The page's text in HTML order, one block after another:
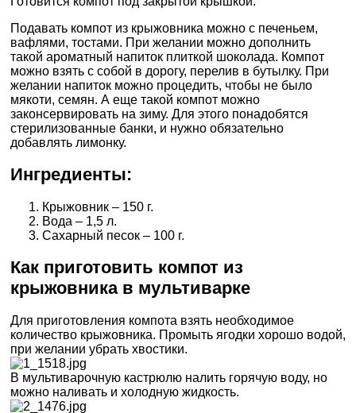
Подавать компот из крыжовника можно с печеньем,
вафлями, тостами. При желании можно дополнить
такой ароматный напиток плиткой шоколада. Компот
можно взять с собой в дорогу, перелив в бутылку. При
желании напиток можно процедить, чтобы не было
мякоти, семян. А еще такой компот можно
законсервировать на зиму. Для этого понадобятся
стерилизованные банки, и нужно обязательно
добавлять лимонку.
Ингредиенты:
Крыжовник – 150 г.
Вода – 1,5 л.
Сахарный песок – 100 г.
Как приготовить компот из
крыжовника в мультиварке
Для приготовления компота взять необходимое
количество крыжовника. Промыть ягодки хорошо водой,
при желании убрать хвостики.
В мультиварочную кастрюлю налить горячую воду, но
можно наливать и холодную жидкость.